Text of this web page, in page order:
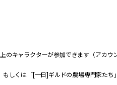
のキャラクターが参加できます（アカウ
しくは「[一日]ギルドの農場専門家た